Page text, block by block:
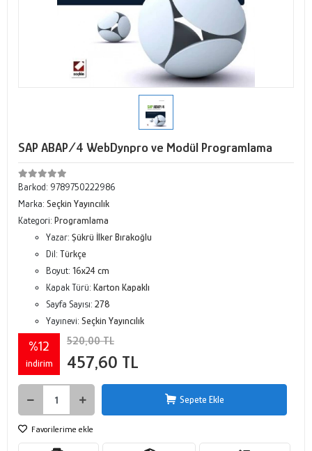
SAP ABAP/4 WebDynpro ve Modül Programlama
Barkod: 9789750222986
Marka: Seçkin Yayıncılık
Kategori: Programlama
Yazar: Şükrü İlker Bırakoğlu
Dil: Türkçe
Boyut: 16x24 cm
Kapak Türü: Karton Kapaklı
Sayfa Sayısı: 278
Yayınevi: Seçkin Yayıncılık
%12
indirim
520,00 TL
457,60 TL
Sepete Ekle
Favorilerime ekle